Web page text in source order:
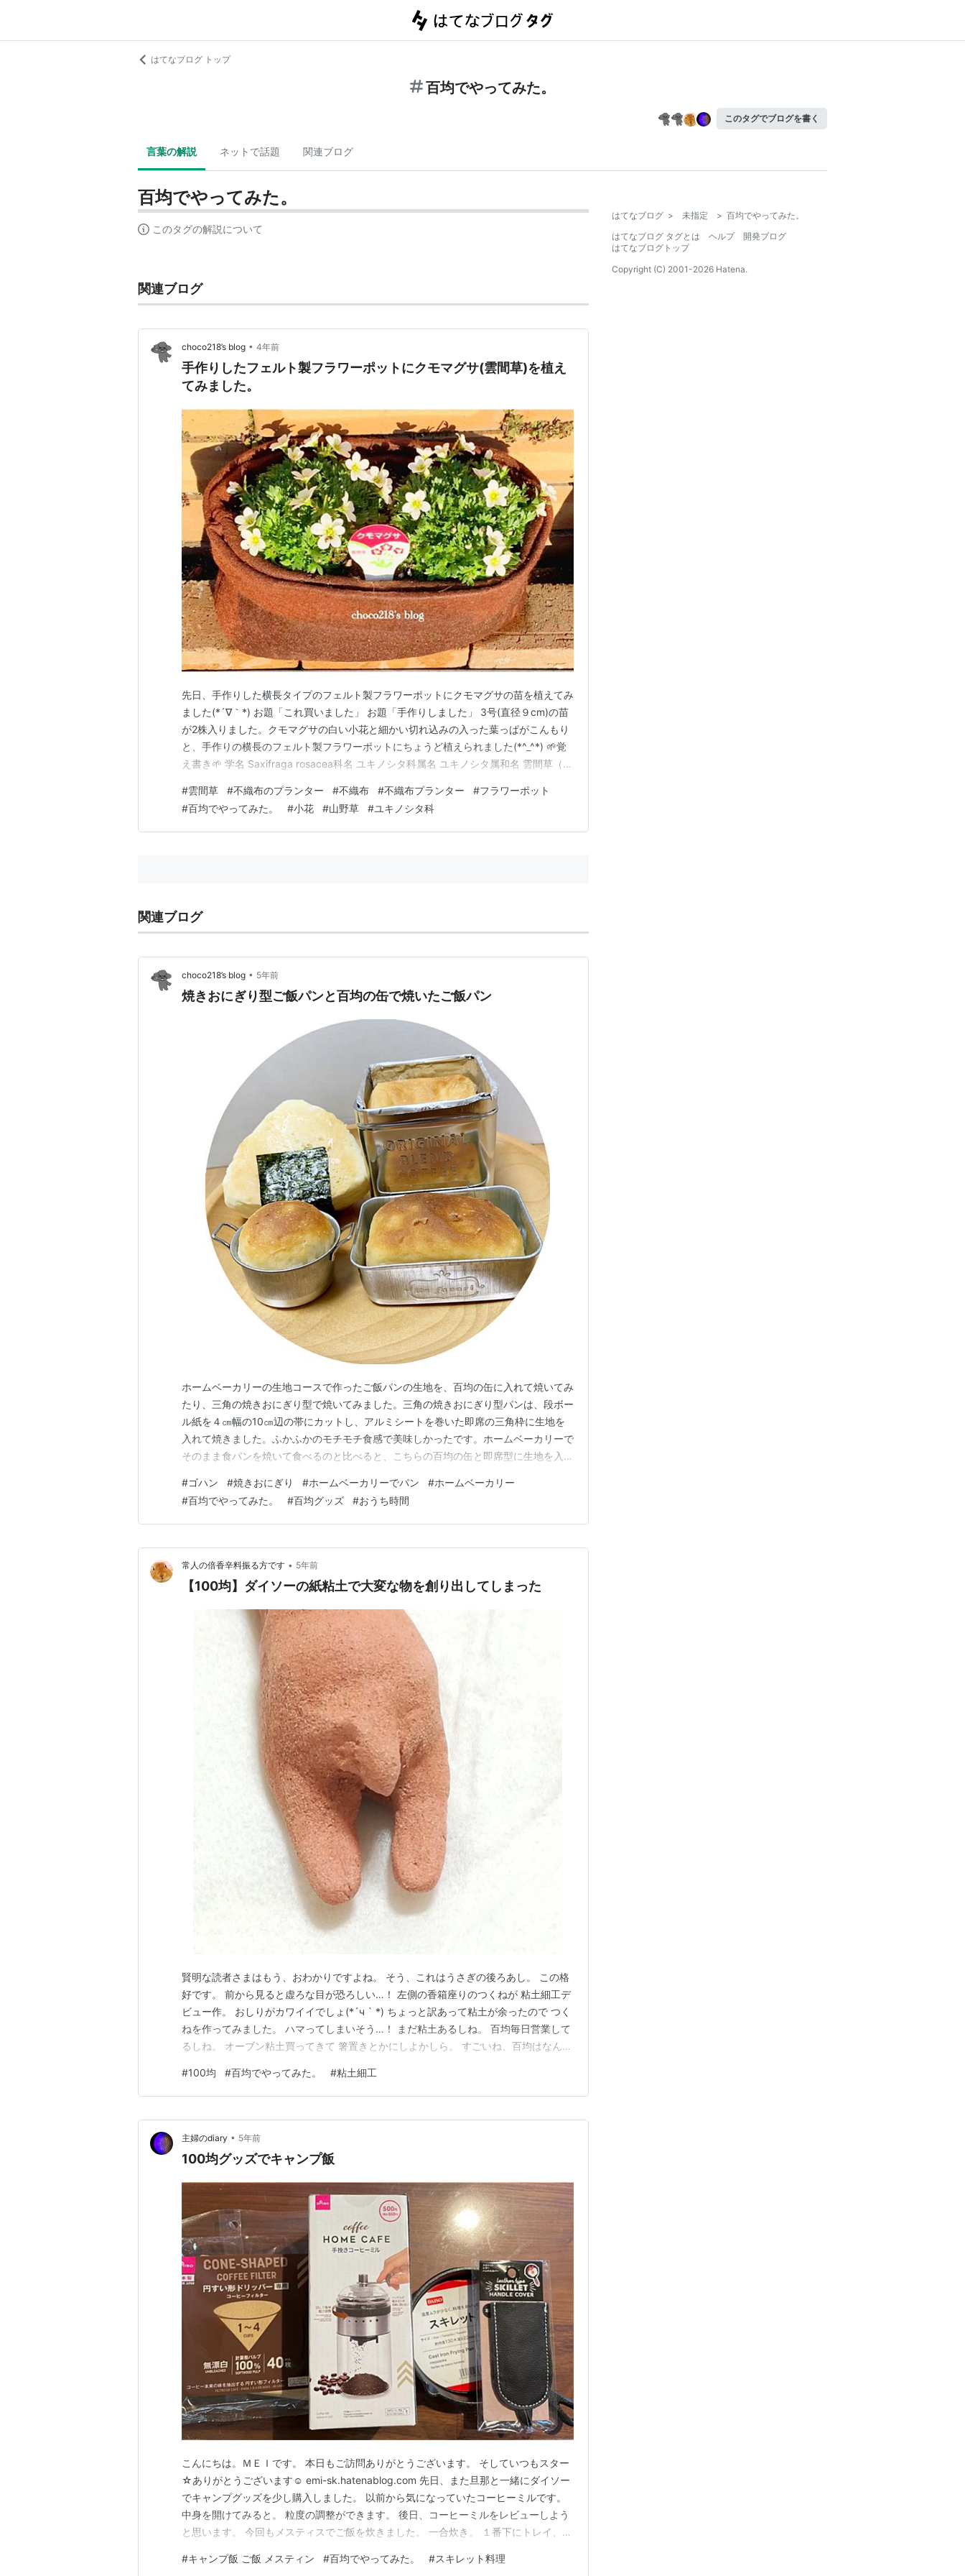
はてなブログ トップ
百均でやってみた。
このタグでブログを書く
言葉の解説 ネットで話題 関連ブログ
百均でやってみた。
このタグの解説について
関連ブログ
choco218’s blog • 4年前
手作りしたフェルト製フラワーポットにクモマグサ(雲間草)を植え
てみました。
先日、手作りした横長タイプのフェルト製フラワーポットにクモマグサの苗を植えてみ
ました(*´∇｀*) お題「これ買いました」 お題「手作りしました」 3号(直径９cm)の苗
が2株入りました。クモマグサの白い小花と細かい切れ込みの入った葉っぱがこんもり
と、手作りの横長のフェルト製フラワーポットにちょうど植えられました(*^_^*) 🌱覚
え書き🌱 学名 Saxifraga rosacea科名 ユキノシタ科属名 ユキノシタ属和名 雲間草（く
欧州の高山樹高 10〜20cm開花期 2〜5月花色 白 赤 ピンク花直径 1.5c…
#雲間草 #不織布のプランター #不織布 #不織布プランター #フラワーポット
#百均でやってみた。 #小花 #山野草 #ユキノシタ科
関連ブログ
choco218’s blog • 5年前
焼きおにぎり型ご飯パンと百均の缶で焼いたご飯パン
ホームベーカリーの生地コースで作ったご飯パンの生地を、百均の缶に入れて焼いてみ
たり、三角の焼きおにぎり型で焼いてみました。三角の焼きおにぎり型パンは、段ボー
ル紙を４㎝幅の10㎝辺の帯にカットし、アルミシートを巻いた即席の三角枠に生地を
入れて焼きました。ふかふかのモチモチ食感で美味しかったです。ホームベーカリーで
そのまま食パンを焼いて食べるのと比べると、こちらの百均の缶と即席型に生地を入れ
150g強力粉 200gてんさい糖 30g塩 3gスキンミルク 大さじ1杯水 150gオリーブ油 大
さじ1杯ドライイースト 3g海苔
#ゴハン #焼きおにぎり #ホームベーカリーでパン #ホームベーカリー
#百均でやってみた。 #百均グッズ #おうち時間
常人の倍香辛料振る方です • 5年前
【100均】ダイソーの紙粘土で大変な物を創り出してしまった
賢明な読者さまはもう、おわかりですよね。 そう、これはうさぎの後ろあし。 この格
好です。 前から見ると虚ろな目が恐ろしい…！ 左側の香箱座りのつくねが 粘土細工デ
ビュー作。 おしりがカワイイでしょ(*´ч ` *) ちょっと訳あって粘土が余ったので つく
ねを作ってみました。 ハマってしまいそう…！ まだ粘土あるしね。 百均毎日営業して
るしね。 オーブン粘土買ってきて 箸置きとかにしよかしら。 すごいね、百均はなんで
夫！ 伸びてるつくねは、昨日の夜作ったんだけど おしりから作り始めて、お尻しかな
い状態で よね夫と「…
#100均 #百均でやってみた。 #粘土細工
主婦のdiary • 5年前
100均グッズでキャンプ飯
こんにちは。ＭＥＩです。 本日もご訪問ありがとうございます。 そしていつもスター
☆ありがとうございます☺︎ emi-sk.hatenablog.com 先日、また旦那と一緒にダイソー
でキャンプグッズを少し購入しました。 以前から気になっていたコーヒーミルです。
中身を開けてみると。 粒度の調整ができます。 後日、コーヒーミルをレビューしよう
と思います。 今回もメスティスでご飯を炊きました。 一合炊き。 １番下にトレイ、ミ
重しに焼き鳥の缶詰めを乗せてます。 約30分、火にかけてその後、タオルで15分蒸し
#キャンプ飯 ご飯 メスティン #百均でやってみた。 #スキレット料理
はてなブログ > 未指定 > 百均でやってみた。
はてなブログ タグとは
ヘルプ
開発ブログ
はてなブログトップ
Copyright (C) 2001-2026 Hatena.